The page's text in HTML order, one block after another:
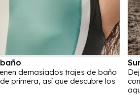
demasiados trajes de baño
primera, así que descubre los